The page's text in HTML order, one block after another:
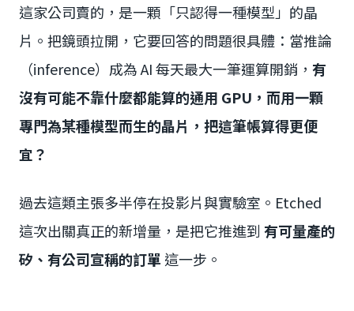
這家公司賣的，是一顆「只認得一種模型」的晶
片。把鏡頭拉開，它要回答的問題很具體：當推論
（inference）成為 AI 每天最大一筆運算開銷， 有
沒有可能不靠什麼都能算的通用 GPU，而用一顆
專門為某種模型而生的晶片，把這筆帳算得更便
宜？
過去這類主張多半停在投影片與實驗室。Etched
這次出關真正的新增量，是把它推進到 有可量產的
矽、有公司宣稱的訂單 這一步。